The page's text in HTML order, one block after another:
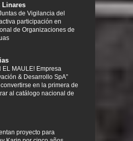
Linares
de Vigilancia del
participación en
de Organizaciones de
EL MAULE! Empresa
& Desarrollo SpA”
en la primera de
al catálogo nacional de
proyecto para